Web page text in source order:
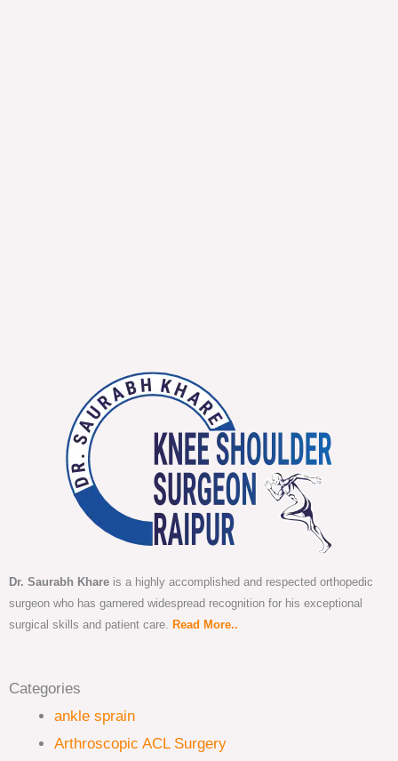
Dr. Saurabh Khare is a highly accomplished and respected orthopedic
surgeon who has garnered widespread recognition for his exceptional
surgical skills and patient care.
Read More..
Categories
ankle sprain
Arthroscopic ACL Surgery